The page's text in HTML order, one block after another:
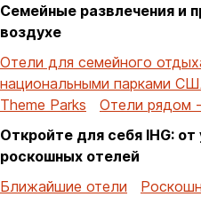
Семейные развлечения и
воздухе
Отели для семейного
национальными парками
Theme Parks
Отели рядом
Откройте для себя IHG:
роскошных отелей
Ближайшие отели